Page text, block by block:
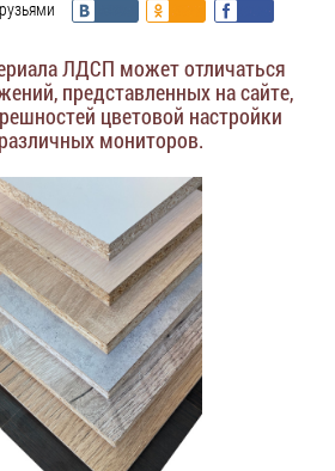
ЛДСП может отличаться
представленных на сайте,
цветовой настройки
различных мониторов.